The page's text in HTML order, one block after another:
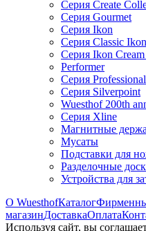
Серия Create
Серия Gourmet
Серия Ikon
Серия Classic Ikon
Серия Ikon
Performer
Серия
Серия Silverpoint
Wuesthof 200th
Серия Xline
Магнитные
Мусаты
Подставки для
Разделочные
Устройства для
О WuesthofКаталог
магазинДоставкаОплата
Используя сайт, вы